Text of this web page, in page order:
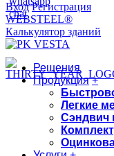
Вход Регистрация
WEBSTEEL®
Калькулятор зданий
Решения
Продукция +
Легкие
Сэндвич